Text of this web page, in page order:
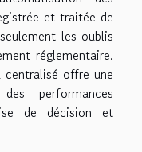
et traitée de
les oublis
réglementaire.
centralisé offre une
performances
de décision et